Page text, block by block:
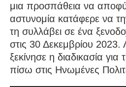
μια προσπάθεια να
αστυνομία κατάφερε να
τη συλλάβει σε ένα
στις 30 Δεκεμβρίου 2023.
ξεκίνησε η διαδικασία για
πίσω στις Ηνωμένες